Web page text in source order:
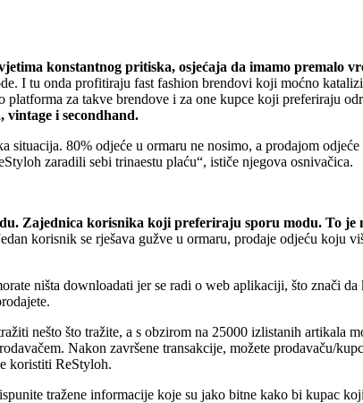
konstantnog pritiska, osjećaja da imamo premalo
I tu onda profitiraju fast fashion brendovi koji moćno
za takve brendove i za one kupce koji preferiraju
i secondhand.
80% odjeće u ormaru ne nosimo, a prodajom
zaradili sebi trinaestu plaću“, ističe njegova osnivačica.
Zajednica korisnika koji preferiraju sporu modu. To je
korisnik se rješava gužve u ormaru, prodaje odjeću koju
ništa downloadati jer se radi o web aplikaciji, što znači da
nešto što tražite, a s obzirom na 25000 izlistanih artikala
Nakon završene transakcije, možete prodavaču/
koristiti ReStyloh.
tražene informacije koje su jako bitne kako bi kupac